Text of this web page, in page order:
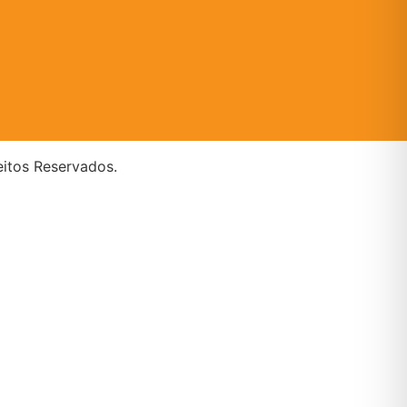
Reservados.